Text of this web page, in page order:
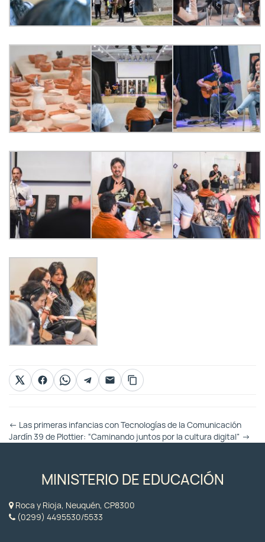
Otras
Entradas
← Las primeras infancias con Tecnologías de la Comunicación
Jardín 39 de Plottier: “Caminando juntos por la cultura digital” →
MINISTERIO DE EDUCACIÓN
Roca y Rioja, Neuquén, CP8300
(0299) 4495530/5533